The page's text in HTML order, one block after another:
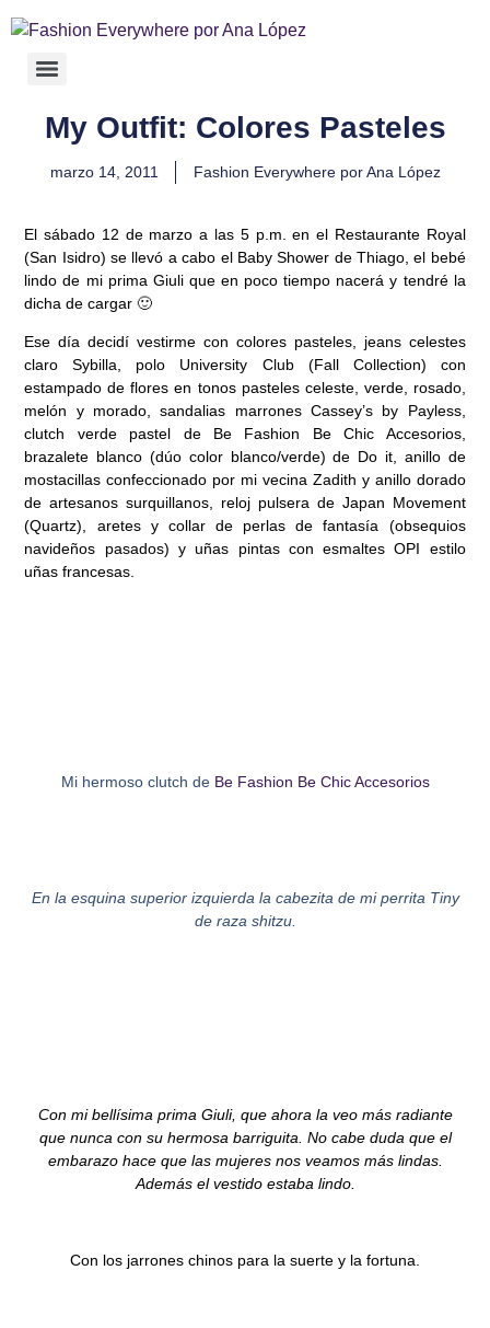
My Outfit: Colores Pasteles
marzo 14, 2011 Fashion Everywhere por Ana López
El sábado 12 de marzo a las 5 p.m. en el Restaurante Royal
(San Isidro) se llevó a cabo el Baby Shower de Thiago, el bebé
lindo de mi prima Giuli que en poco tiempo nacerá y tendré la
dicha de cargar 🙂
Ese día decidí vestirme con colores pasteles, jeans celestes
claro Sybilla, polo University Club (Fall Collection) con
estampado de flores en tonos pasteles celeste, verde, rosado,
melón y morado, sandalias marrones Cassey’s by Payless,
clutch verde pastel de Be Fashion Be Chic Accesorios,
brazalete blanco (dúo color blanco/verde) de Do it, anillo de
mostacillas confeccionado por mi vecina Zadith y anillo dorado
de artesanos surquillanos, reloj pulsera de Japan Movement
(Quartz), aretes y collar de perlas de fantasía (obsequios
navideños pasados) y uñas pintas con esmaltes OPI estilo
uñas francesas.
Mi hermoso clutch deBe Fashion Be Chic Accesorios
En la esquina superior izquierda la cabezita de mi perrita Tiny
de raza shitzu.
Con mi bellísima prima Giuli, que ahora la veo más radiante
que nunca con su hermosa barriguita. No cabe duda que el
embarazo hace que las mujeres nos veamos más lindas.
Además el vestido estaba lindo.
Con los jarrones chinos para la suerte y la fortuna.